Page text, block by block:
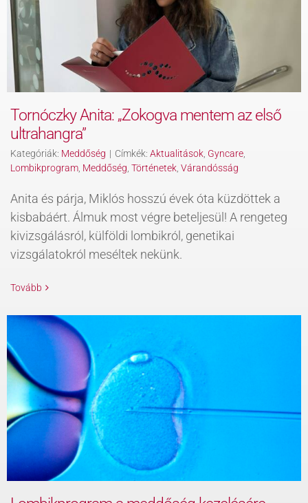
KAPCSOLAT
BLOG
Tornóczky Anita: „Zokogva mentem az első
ultrahangra”
Kategóriák: Meddőség | Címkék: Aktualitások Gyncare
Lombikprogram Meddőség Történetek Várandósság
Anita és párja, Miklós hosszú évek óta küzdöttek a
kisbabáért. Álmuk most végre beteljesül! A rengeteg
kivizsgálásról, külföldi lombikról, genetikai
vizsgálatokról meséltek nekünk.
Tovább